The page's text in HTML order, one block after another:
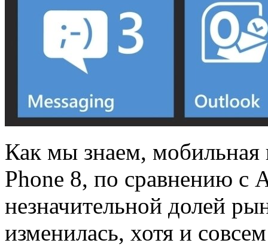
Как мы знаем,
Phone 8, по сравнению с
незначительной долей
изменилась, хотя и